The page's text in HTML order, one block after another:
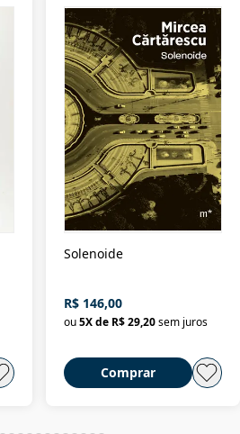
Solenoide
R$ 146,00
ou 5X de R$ 29,20 sem juros
Comprar